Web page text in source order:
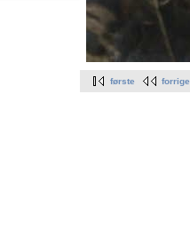
første forrige